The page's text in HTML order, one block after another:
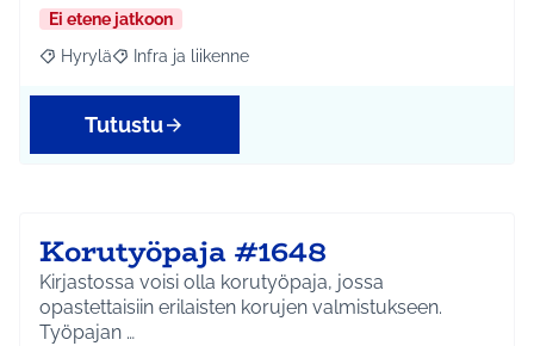
Ei etene jatkoon
Rajaa tulokset aihepiirin mukaan: Hyrylä
Hyrylä Rajaa tulokset teeman mukaan: Infra ja liikenne
Infra ja liikenne
Tutustu
Korutyöpaja #1648
Kirjastossa voisi olla korutyöpaja, jossa
opastettaisiin erilaisten korujen valmistukseen.
Työpajan …